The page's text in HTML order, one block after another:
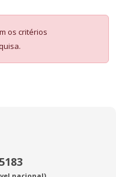
os critérios